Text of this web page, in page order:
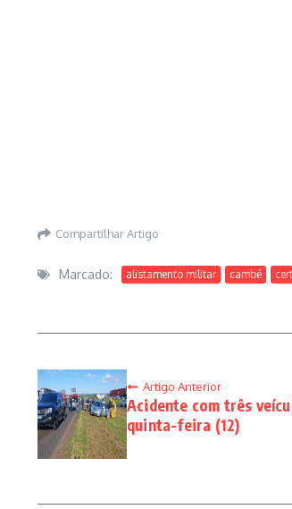
Compartilhar Artigo
Marcado: alistamento militar cambé
Artigo Anterior
Acidente com três
quinta-feira (12)